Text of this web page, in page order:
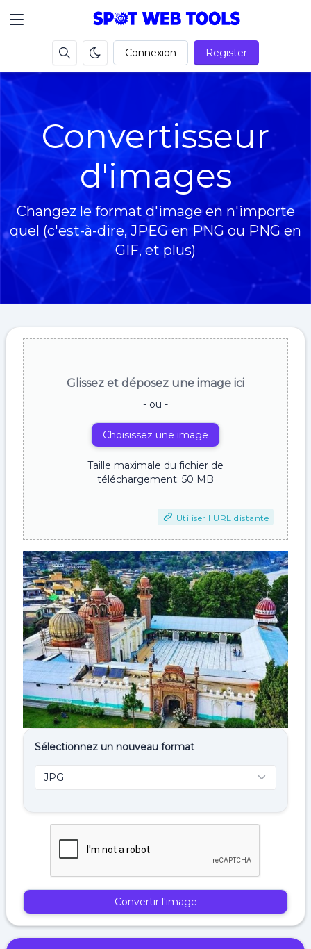
Connexion Register
Convertisseur
d'images
Changez le format d'image en n'importe
quel (c'est-à-dire, JPEG en PNG ou PNG en
GIF, et plus)
Glissez et déposez une image ici
- ou -
Choisissez une image
Taille maximale du fichier de
téléchargement: 50 MB
Utiliser l'URL distante
Sélectionnez un nouveau format
Convertir l'image